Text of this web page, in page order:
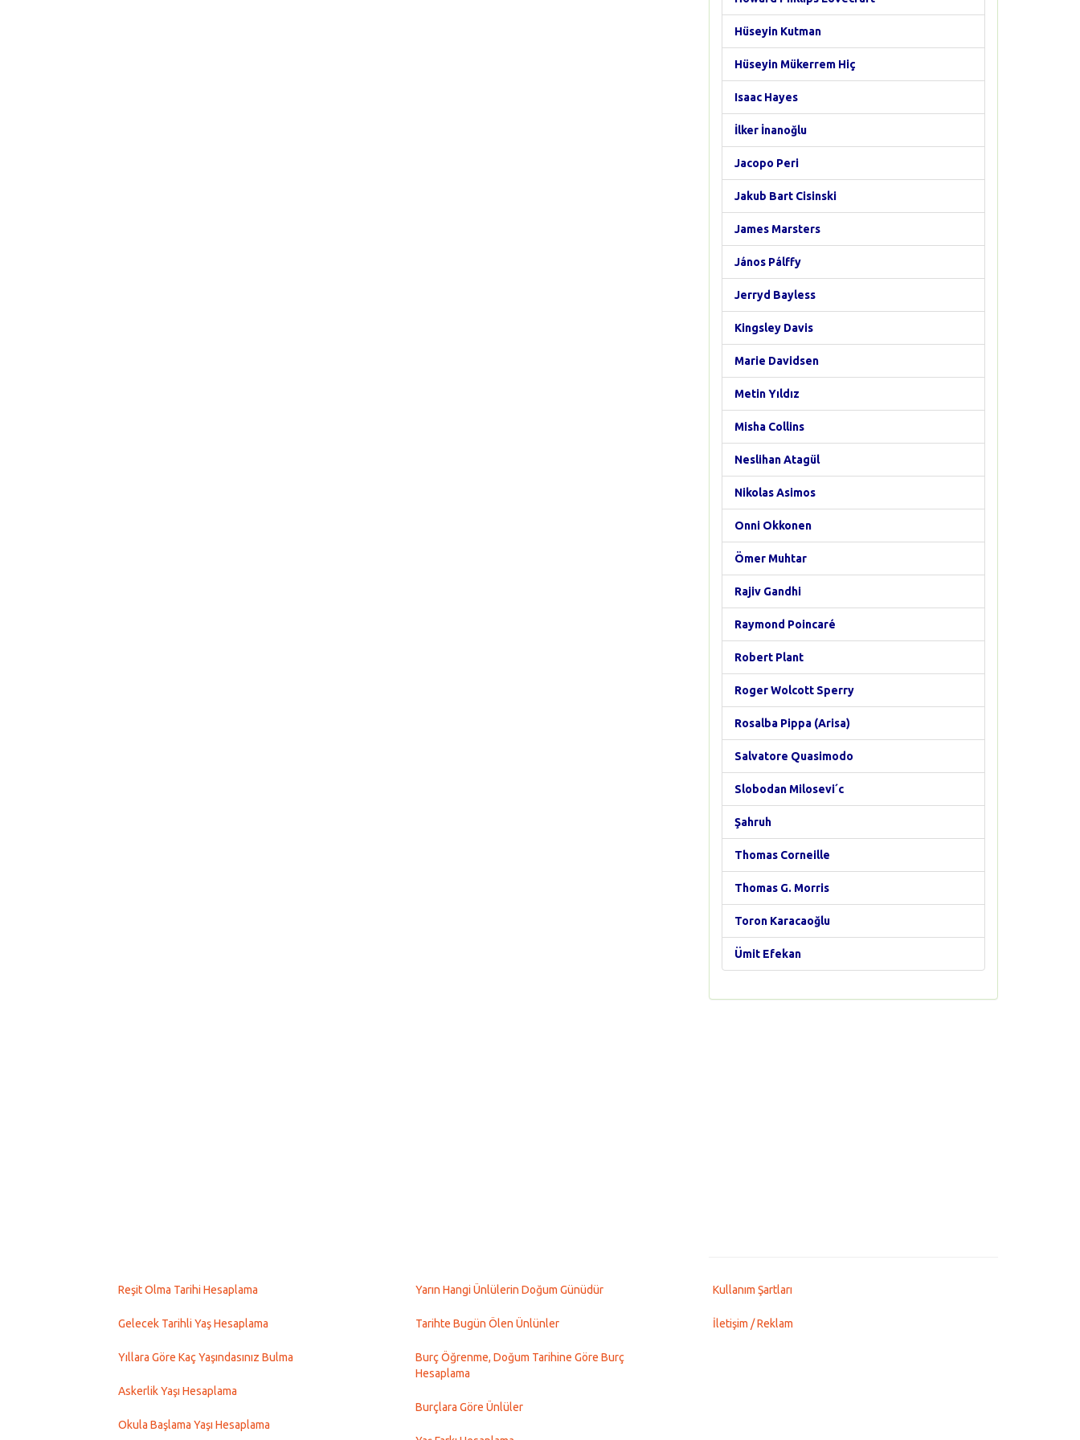
Hüseyin Kutman
Hüseyin Mükerrem Hiç
Isaac Hayes
İlker İnanoğlu
Jacopo Peri
Jakub Bart Cisinski
James Marsters
János Pálffy
Jerryd Bayless
Kingsley Davis
Marie Davidsen
Metin Yıldız
Misha Collins
Neslihan Atagül
Nikolas Asimos
Onni Okkonen
Ömer Muhtar
Rajiv Gandhi
Raymond Poincaré
Robert Plant
Roger Wolcott Sperry
Rosalba Pippa (Arisa)
Salvatore Quasimodo
Slobodan Milosevi´c
Şahruh
Thomas Corneille
Thomas G. Morris
Toron Karacaoğlu
Ümit Efekan
Reşit Olma Tarihi Hesaplama
Gelecek Tarihli Yaş Hesaplama
Yıllara Göre Kaç Yaşındasınız Bulma
Askerlik Yaşı Hesaplama
Okula Başlama Yaşı Hesaplama
Yarın Hangi Ünlülerin Doğum Günüdür
Tarihte Bugün Ölen Ünlünler
Burç Öğrenme, Doğum Tarihine Göre Burç
Hesaplama
Burçlara Göre Ünlüler
Kullanım Şartları
İletişim / Reklam